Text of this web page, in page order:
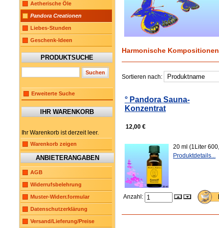
Aetherische Öle
Pandora Creationen
Liebes-Stunden
Geschenk-Ideen
PRODUKTSUCHE
Erweiterte Suche
IHR WARENKORB
Ihr Warenkorb ist derzeit leer.
Warenkorb zeigen
ANBIETERANGABEN
AGB
Widerrufsbelehrung
Muster-Widerr.formular
Datenschutzerklärung
Versand/Lieferung/Preise
Harmonische
Sortieren nach:
° Pandora Sauna-
Konzentrat
12,00 €
20 ml (1Liter
Produktdetails...
Anzahl: